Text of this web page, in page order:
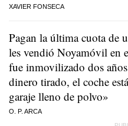
XAVIER FONSECA
Pagan la última cuota de
les vendió Noyamóvil en
fue inmovilizado dos
dinero tirado, el coche
garaje lleno de polvo»
O. P. ARCA